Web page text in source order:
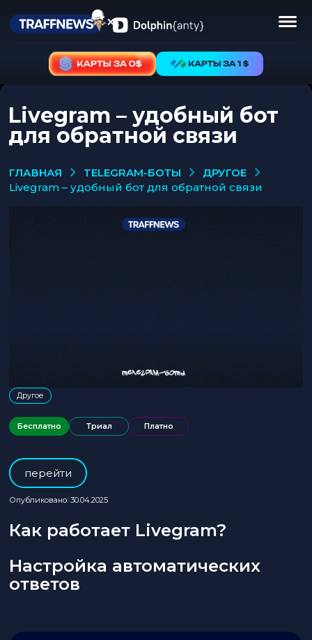
Livegram – удобный бот
для обратной связи
ГЛАВНАЯ TELEGRAM-БОТЫ
ДРУГОЕ
livegram – удобный бот для обратной связи
Другое
Бесплатно Триал Платно
перейти
Опубликовано: 30.04.2025
Как работает Livegram?
Настройка автоматических
ответов